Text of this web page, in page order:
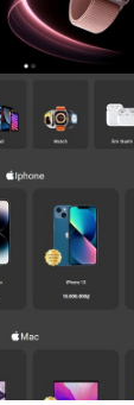
47492
THỰC TẾ